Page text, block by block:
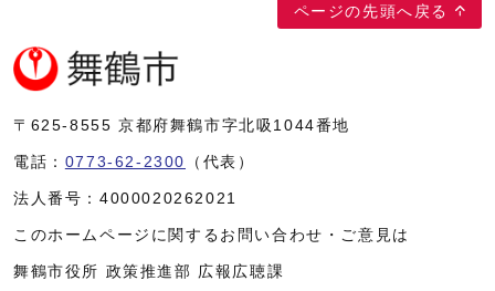
ページの先頭へ戻る
〒625-8555 京都府舞鶴市字北吸1044番地
電話： 0773-62-2300 （代表）
法人番号： 4000020262021
このホームページに関するお問い合わせ・ご意見は
舞鶴市役所 政策推進部 広報広聴課